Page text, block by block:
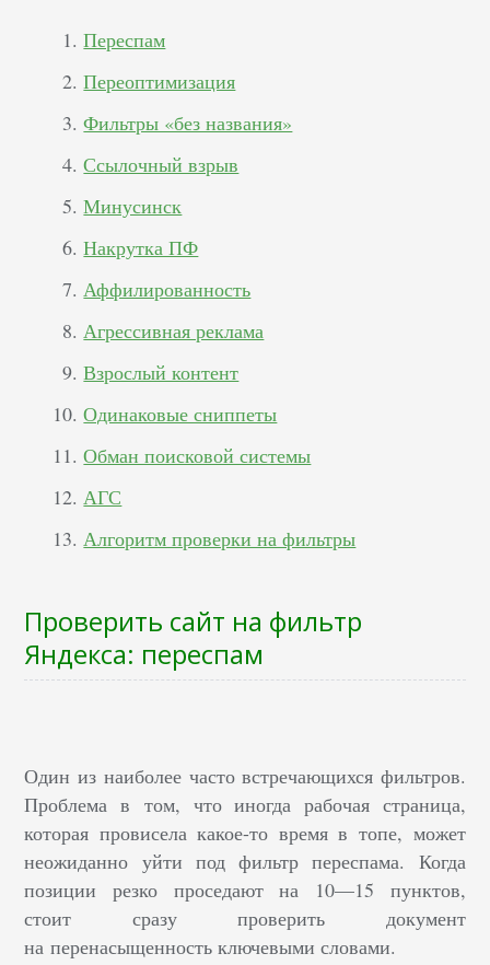
Переспам
Переоптимизация
Фильтры «без названия»
Ссылочный взрыв
Минусинск
Накрутка ПФ
Аффилированность
Агрессивная реклама
Взрослый контент
Одинаковые сниппеты
Обман поисковой системы
АГС
Алгоритм проверки на фильтры
Проверить сайт на фильтр
Яндекса: переспам
Один из наиболее часто встречающихся фильтров.
Проблема в том, что иногда рабочая страница,
которая провисела какое-то время в топе, может
неожиданно уйти под фильтр переспама. Когда
позиции резко проседают на 10—15 пунктов,
стоит сразу проверить документ
на перенасыщенность ключевыми словами.